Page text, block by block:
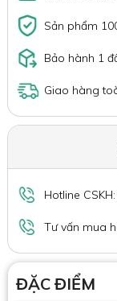
Sản phẩm
Bảo hành 1
Giao hàng
Hotline
Tư vấn mua
ĐẶC ĐIỂM